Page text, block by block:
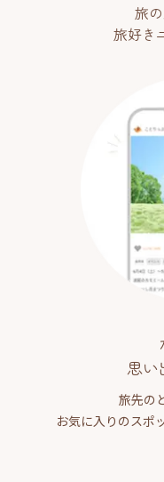
旅
旅好き
思い
旅先の
お気に入りのスポ